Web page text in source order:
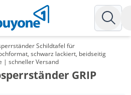
Schildtafel für
schwarz lackiert, beidseitig
| schneller Versand
GRIP